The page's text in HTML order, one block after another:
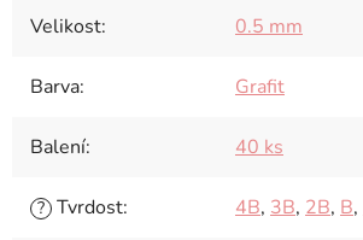
Velikost: 0.5 mm
Barva: Grafit
Balení: 40 ks
? Tvrdost: 4B, 3B, 2B, B,